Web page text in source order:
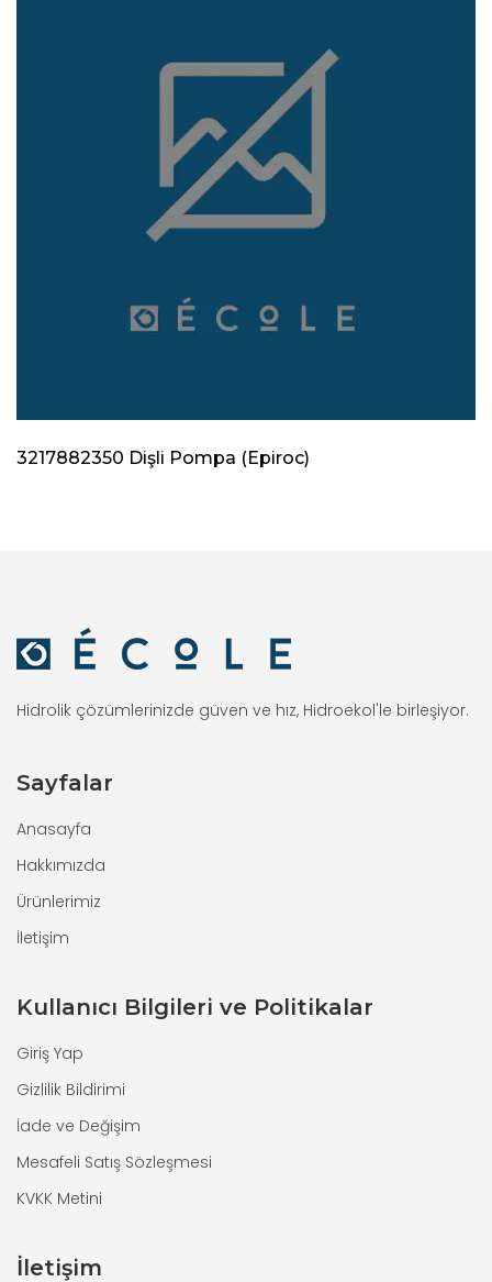
3217882350 Dişli Pompa (Epiroc)
Hidrolik çözümlerinizde güven ve hız, Hidroekol'le birleşiyor.
Sayfalar
Anasayfa
Hakkımızda
Ürünlerimiz
İletişim
Kullanıcı Bilgileri ve Politikalar
Giriş Yap
Gizlilik Bildirimi
İade ve Değişim
Mesafeli Satış Sözleşmesi
KVKK Metini
İletişim